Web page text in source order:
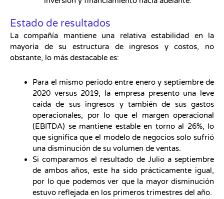
Estado de resultados
La compañía mantiene una relativa estabilidad en la
mayoría de su estructura de ingresos y costos, no
obstante, lo más destacable es:
Para el mismo periodo entre enero y septiembre de
2020 versus 2019, la empresa presento una leve
caída de sus ingresos y también de sus gastos
operacionales, por lo que el margen operacional
(EBITDA) se mantiene estable en torno al 26%, lo
que significa que el modelo de negocios solo sufrió
una disminución de su volumen de ventas.
Si comparamos el resultado de Julio a septiembre
de ambos años, este ha sido prácticamente igual,
por lo que podemos ver que la mayor disminución
estuvo reflejada en los primeros trimestres del año.